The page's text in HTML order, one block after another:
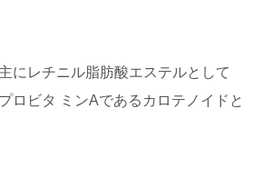
にレチニル脂肪酸エステルとして
ロビタ ミンAであるカロテノイドと